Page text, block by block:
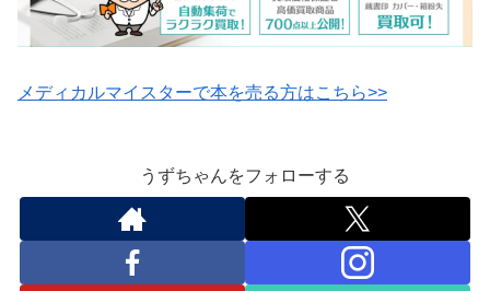
メディカルマイスターで本を売る方はこちら>>
うずちゃんをフォローする